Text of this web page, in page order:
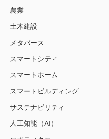
農業
土木建設
メタバース
スマートシティ
スマートホーム
スマートビルディング
サステナビリティ
人工知能（AI）